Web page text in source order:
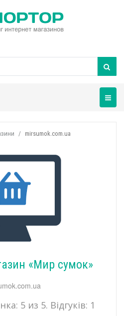
mirsumok.com.ua
«Мир сумок»
5 из 5. Відгуків: 1